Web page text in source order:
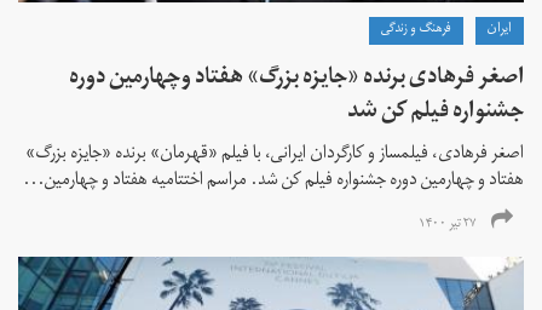
ايران فرهنگ و زندگی
اصغر فرهادی برنده «جایزه بزرگ»‌ هفتاد‌ وچهارمین دوره
جشنواره فیلم کن شد
اصغر فرهادی، فیلمساز و کارگردان ایرانی، با فیلم «قهرمان» برنده «جایزه بزرگ»
هفتاد و چهارمین دوره جشنواره فیلم کن شد. مراسم اختتامیه هفتاد و چهارمین...
۲۷ تیر ۱۴۰۰